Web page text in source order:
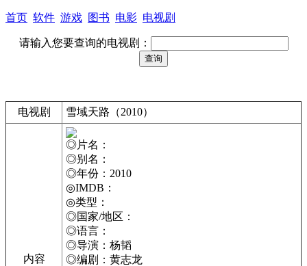
首页 软件 游戏 图书 电影 电视剧
请输入您要查询的电视剧：
电视剧 雪域天路（2010）
内容
◎片名：
◎别名：
◎年份：2010
◎IMDB：
◎类型：
◎国家/地区：
◎语言：
◎导演：杨韬
◎编剧：黄志龙